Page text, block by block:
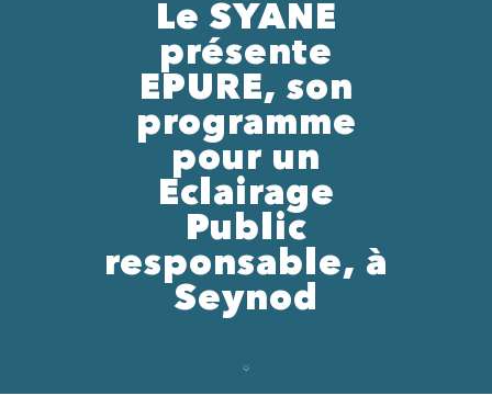
Le SYANE
présente
EPURE, son
programme
pour un
Eclairage
Public
responsable, à
Seynod